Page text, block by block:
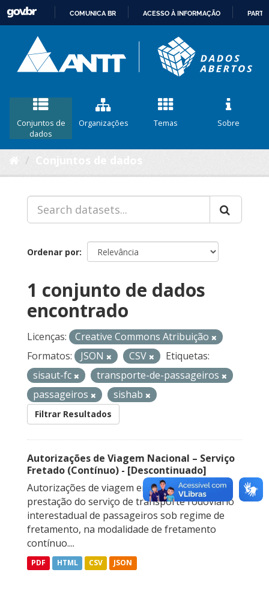
CONTEÚDO
COMUNICA BR ACESSO À INFORMAÇÃO
Conjuntos de
dados
Organizações Temas Sobre
Ordenar por
1 conjunto de dados
encontrado
Licenças:
Creative Commons Atribuição
Formatos:
JSON CSV
Etiquetas:
sisaut-fc
transporte-de-passageiros
passageiros
sishab
Filtrar Resultados
Autorizações de Viagem Nacional – Serviço
Fretado (Contínuo) - [Descontinuado]
Autorizações de viagem emitidas para a
prestação do serviço de transporte rodoviário
interestadual de passageiros sob regime de
fretamento, na modalidade de fretamento
contínuo....
PDF HTML CSV JSON